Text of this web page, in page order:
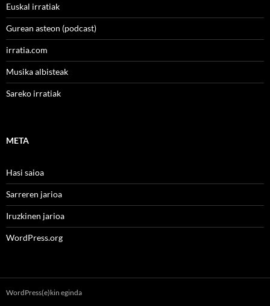
Euskal irratiak
Gurean asteon (podcast)
irratia.com
Musika albisteak
Sareko irratiak
META
Hasi saioa
Sarreren jarioa
Iruzkinen jarioa
WordPress.org
WordPress(e)kin eginda